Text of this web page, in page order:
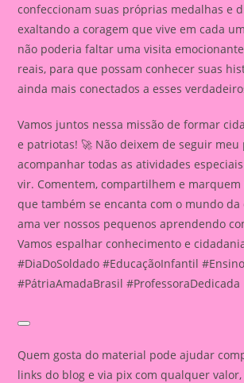
confeccionam suas próprias medalhas e
exaltando a coragem que vive em cada
não poderia faltar uma visita
reais, para que possam conhecer suas
ainda mais conectados a esses
Vamos juntos nessa missão de formar
e patriotas! 🚀 Não deixem de seguir meu
acompanhar todas as atividades
vir. Comentem, compartilhem e
que também se encanta com o mundo da
ama ver nossos pequenos aprendendo
Vamos espalhar conhecimento e
#DiaDoSoldado #EducaçãoInfantil
#PátriaAmadaBrasil #ProfessoraDedicada
Quem gosta do material pode ajudar
links do blog e via pix com qualquer